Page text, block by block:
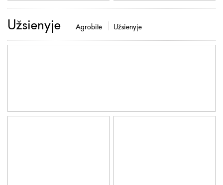
Užsienyje Agrobitė Užsienyje